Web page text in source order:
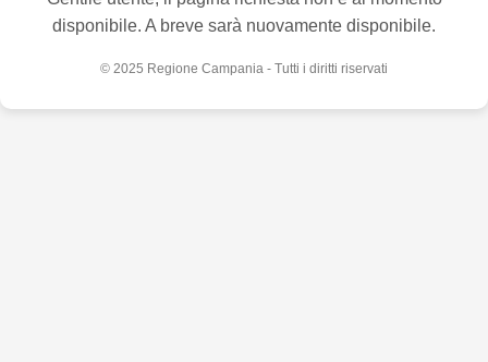
disponibile. A breve sarà nuovamente disponibile.
© 2025 Regione Campania - Tutti i diritti riservati